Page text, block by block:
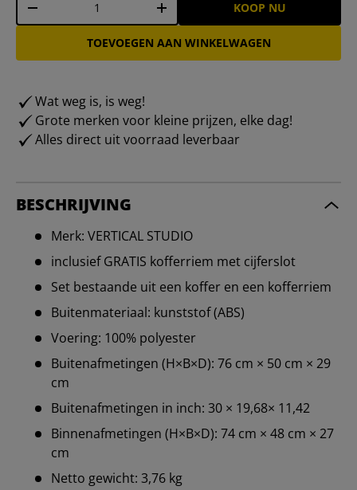
-
+ KOOP NU
TOEVOEGEN AAN WINKELWAGEN
Wat weg is, is weg!
Grote merken voor kleine prijzen, elke dag!
Alles direct uit voorraad leverbaar
BESCHRIJVING
Merk: VERTICAL STUDIO
inclusief GRATIS kofferriem met cijferslot
Set bestaande uit een koffer en een kofferriem
Buitenmateriaal: kunststof (ABS)
Voering: 100% polyester
Buitenafmetingen (H×B×D): 76 cm × 50 cm × 29
cm
Buitenafmetingen in inch: 30 × 19,68× 11,42
Binnenafmetingen (H×B×D): 74 cm × 48 cm × 27
cm
Netto gewicht: 3,76 kg